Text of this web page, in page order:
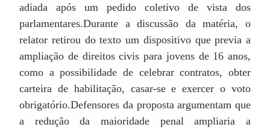
adiada após um pedido coletivo de vista dos
parlamentares.Durante a discussão da matéria, o
relator retirou do texto um dispositivo que previa a
ampliação de direitos civis para jovens de 16 anos,
como a possibilidade de celebrar contratos, obter
carteira de habilitação, casar-se e exercer o voto
obrigatório.Defensores da proposta argumentam que
a redução da maioridade penal ampliaria a